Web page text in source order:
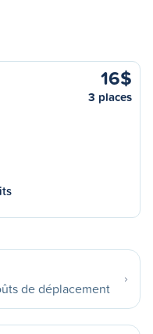
16$
3 places
de déplacement